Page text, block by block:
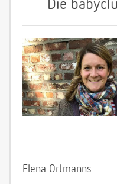
Die
Elena Ortmanns